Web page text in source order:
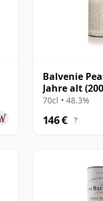
Balvenie
Jahre alt
70cl • 48.3%
146 € ?